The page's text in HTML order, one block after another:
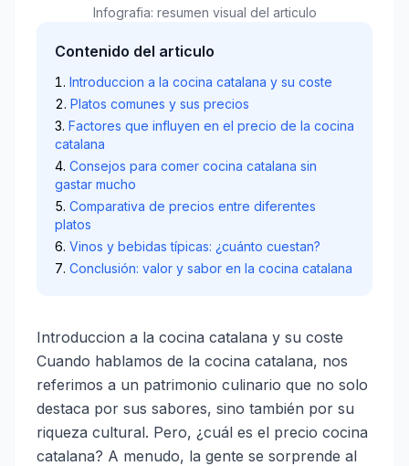
Infografia: resumen visual del articulo
Contenido del articulo
Introduccion a la cocina catalana y su coste
Platos comunes y sus precios
Factores que influyen en el precio de la cocina
catalana
Consejos para comer cocina catalana sin
gastar mucho
Comparativa de precios entre diferentes
platos
Vinos y bebidas típicas: ¿cuánto cuestan?
Conclusión: valor y sabor en la cocina catalana
Introduccion a la cocina catalana y su coste
Cuando hablamos de la cocina catalana, nos
referimos a un patrimonio culinario que no solo
destaca por sus sabores, sino también por su
riqueza cultural. Pero, ¿cuál es el precio cocina
catalana? A menudo, la gente se sorprende al